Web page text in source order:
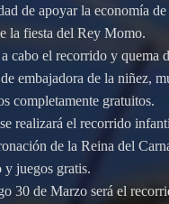
de apoyar la economía
la fiesta del Rey Momo.
cabo el recorrido y quema
embajadora de la niñez,
completamente gratuitos.
realizará el recorrido
de la Reina del
juegos gratis.
30 de Marzo será el